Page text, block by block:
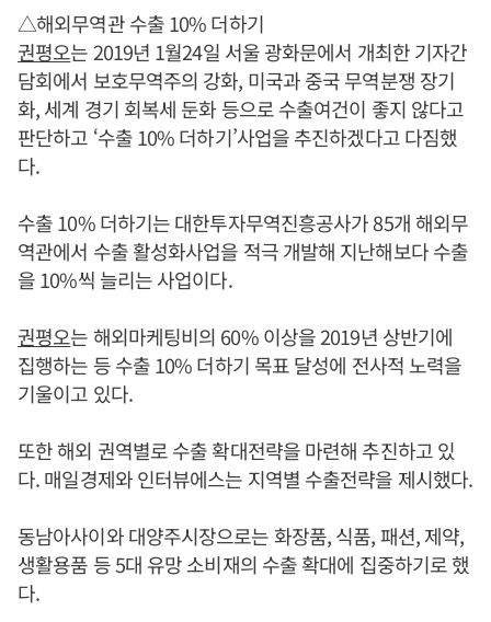
△해외무역관 수출 10% 더하기
권평오는 2019년 1월24일 서울 광화문에서 개최한 기자간
담회에서 보호무역주의 강화, 미국과 중국 무역분쟁 장기
화, 세계 경기 회복세 둔화 등으로 수출여건이 좋지 않다고
판단하고 ‘수출 10% 더하기’사업을 추진하겠다고 다짐했
다.
수출 10% 더하기는 대한투자무역진흥공사가 85개 해외무
역관에서 수출 활성화사업을 적극 개발해 지난해보다 수출
을 10%씩 늘리는 사업이다.
권평오는 해외마케팅비의 60% 이상을 2019년 상반기에
집행하는 등 수출 10% 더하기 목표 달성에 전사적 노력을
기울이고 있다.
또한 해외 권역별로 수출 확대전략을 마련해 추진하고 있
다. 매일경제와 인터뷰에스는 지역별 수출전략을 제시했다.
동남아사이와 대양주시장으로는 화장품, 식품, 패션, 제약,
생활용품 등 5대 유망 소비재의 수출 확대에 집중하기로 했
다.